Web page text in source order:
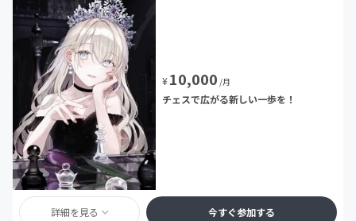
¥10,000 /月
チェスで広がる新しい一歩を！
詳細を見る 今すぐ参加する